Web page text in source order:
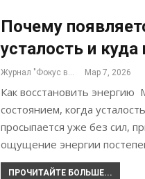
Почему
усталость и куда
Журнал "Фокус внимания" Мар 7, 2026
Как восстановить
состоянием, когда
просыпается уже без сил,
ощущение энергии
ПРОЧИТАЙТЕ БОЛЬШЕ...